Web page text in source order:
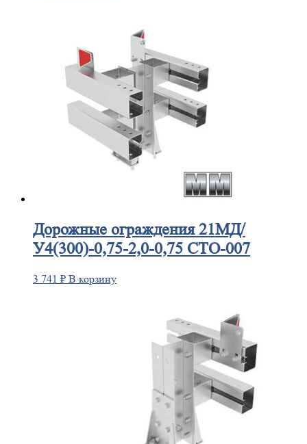
Дорожные ограждения 21МД/
У4(300)-0,75-2,0-0,75 СТО-007
3 741 ₽ В корзину